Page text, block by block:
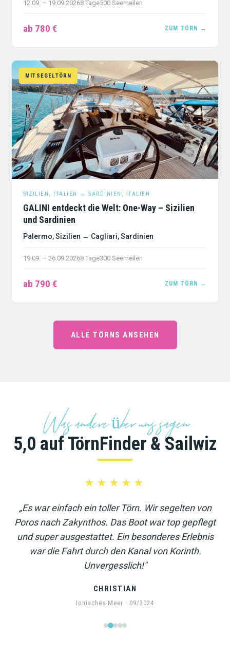
12.09. – 19.09.20268 Tage500 Seemeilen
ab 780 € ZUM TÖRN →
MITSEGELTÖRN
SIZILIEN, ITALIEN → SARDINIEN, ITALIEN
GALINI entdeckt die Welt: One-Way – Sizilien
und Sardinien
Palermo, Sizilien → Cagliari, Sardinien
19.09. – 26.09.20268 Tage300 Seemeilen
ab 790 € ZUM TÖRN →
ALLE TÖRNS ANSEHEN
Was andere über uns sagen
5,0 auf TörnFinder & Sailwiz
★★★★★
„Es war einfach ein toller Törn. Wir segelten von
Poros nach Zakynthos. Das Boot war top gepflegt
und super ausgestattet. Ein besonderes Erlebnis
war die Fahrt durch den Kanal von Korinth.
Unvergesslich!"
CHRISTIAN
Ionisches Meer · 09/2024